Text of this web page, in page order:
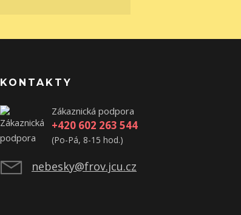
KONTAKTY
Zákaznická podpora
+420 602 263 544
(Po-Pá, 8-15 hod.)
nebesky@frov.jcu.cz